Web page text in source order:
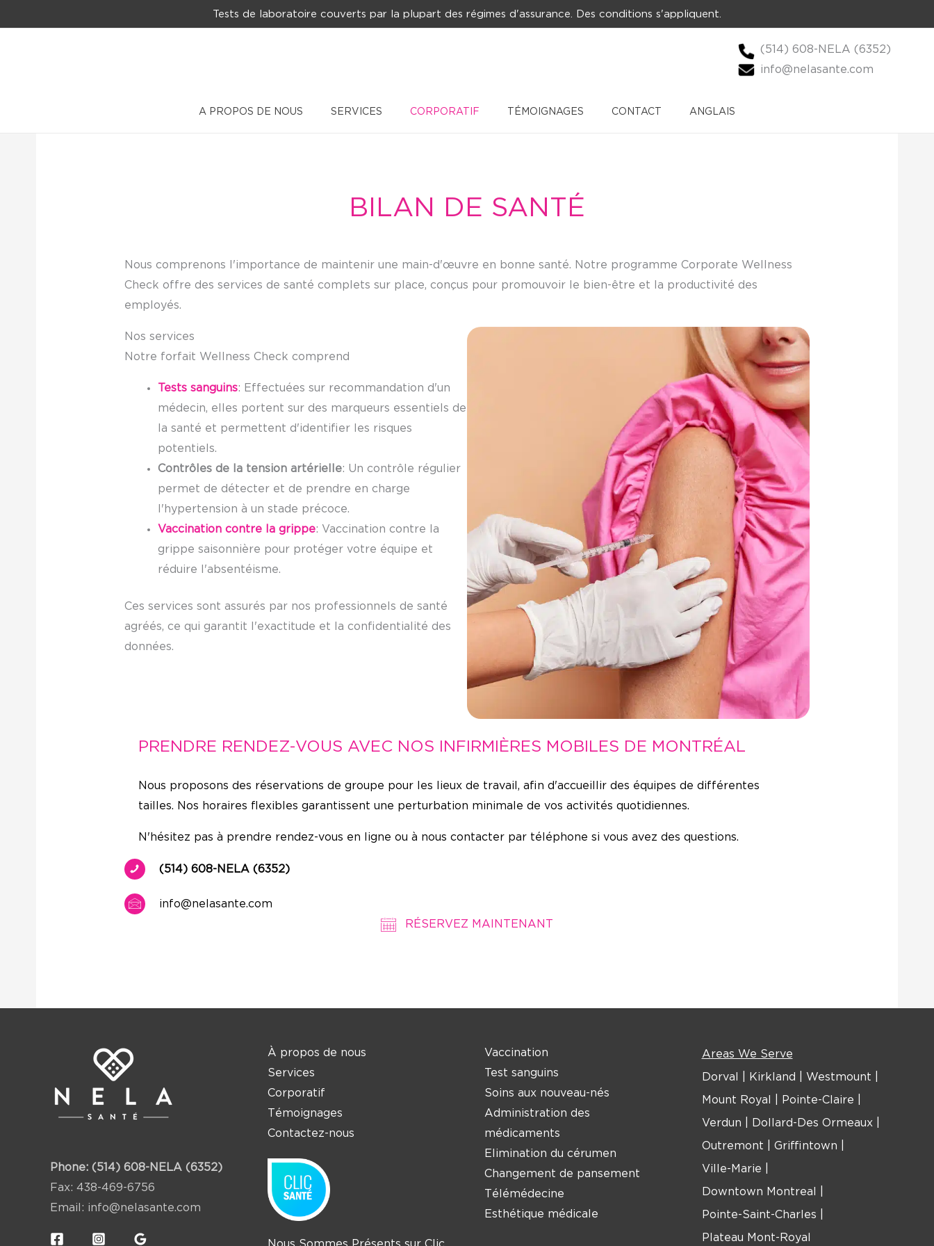
au
Tests de laboratoire couverts par la plupart des régimes d'assurance. Des conditions s'appliquent.
(514) 608-NELA (6352)
info@nelasante.com
A PROPOS DE NOUS SERVICES CORPORATIF TÉMOIGNAGES CONTACT ANGLAIS
BILAN DE SANTÉ
Nous comprenons l'importance de maintenir une main-d'œuvre en bonne santé. Notre programme Corporate Wellness
Check offre des services de santé complets sur place, conçus pour promouvoir le bien-être et la productivité des
employés.
Nos services
Notre forfait Wellness Check comprend
Tests sanguins: Effectuées sur recommandation d'un
médecin, elles portent sur des marqueurs essentiels de
la santé et permettent d'identifier les risques
potentiels.
Contrôles de la tension artérielle: Un contrôle régulier
permet de détecter et de prendre en charge
l'hypertension à un stade précoce.
Vaccination contre la grippe: Vaccination contre la
grippe saisonnière pour protéger votre équipe et
réduire l'absentéisme.
Ces services sont assurés par nos professionnels de santé
agréés, ce qui garantit l'exactitude et la confidentialité des
données.
PRENDRE RENDEZ-VOUS AVEC NOS INFIRMIÈRES MOBILES DE MONTRÉAL
Nous proposons des réservations de groupe pour les lieux de travail, afin d'accueillir des équipes de différentes
tailles. Nos horaires flexibles garantissent une perturbation minimale de vos activités quotidiennes.
N'hésitez pas à prendre rendez-vous en ligne ou à nous contacter par téléphone si vous avez des questions.
(514) 608-NELA (6352)
info@nelasante.com
RÉSERVEZ MAINTENANT
Phone: (514) 608-NELA (6352)
Fax: 438-469-6756
Email: info@nelasante.com
À propos de nous
Services
Corporatif
Témoignages
Contactez-nous
Vaccination
Test sanguins
Soins aux nouveau-nés
Administration des
médicaments
Elimination du cérumen
Changement de pansement
Télémédecine
Esthétique médicale
Areas We Serve
Dorval Kirkland Westmount
Mount Royal Pointe-Claire
Verdun Dollard-Des Ormeaux|
Outremont Griffintown
Ville-Marie
Downtown Montreal
Pointe-Saint-Charles
Plateau Mont-Royal